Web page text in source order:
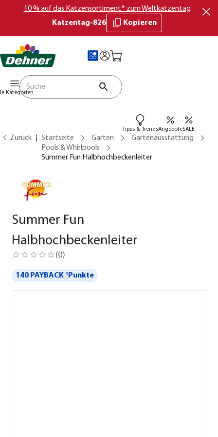
10 % auf das Katzensortiment* zum Weltkatzentag
Katzentag-826
Kopieren
Kategorien
Tipps & TrendsAngeboteSALE
Zurück Startseite Garten
Gartenausstattung
Pools & Whirlpools
Summer Fun Halbhochbeckenleiter
Summer Fun
Halbhochbeckenleiter
(0)
140 PAYBACK °Punkte